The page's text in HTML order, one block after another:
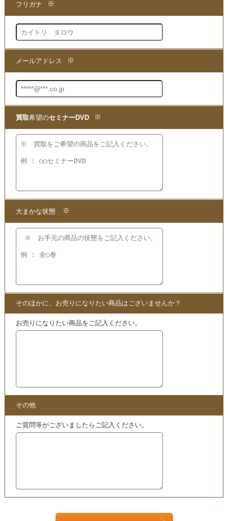
まずは商品の価値を判断できる
買取の専門店までお問い合わせいただき、
現在の商品の価値をお確かめください。
●買取方法は簡単3ステップ！
1.問い合わせて
2.申し込みをして
宅配買取の段ボール箱もプレゼント!
【かんたん 便利で無料】の宅配
ご利用ください!
歯医者の皆様がお使いのDVDを
買取
となる商品をご覧いただけますので
買取となる歯科のDVDはこちら!!
こちらも買取 中
総義歯治療から考える 自由診療のあり方 DVD | 前畑香